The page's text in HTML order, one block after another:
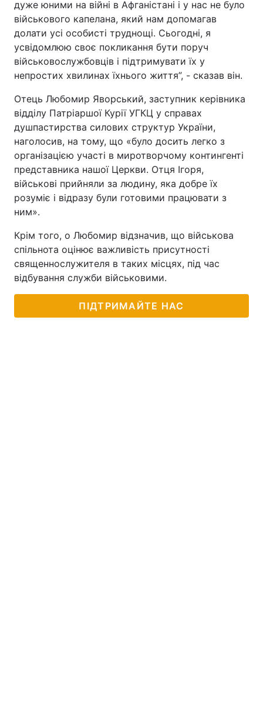
дуже юними на війні в Афганістані і у нас не було
військового капелана, який нам допомагав
долати усі особисті труднощі. Сьогодні, я
усвідомлюю своє покликання бути поруч
військовослужбовців і підтримувати їх у
непростих хвилинах їхнього життя”, - сказав він.
Отець Любомир Яворський, заступник керівника
відділу Патріаршої Курії УГКЦ у справах
душпастирства силових структур України,
наголосив, на тому, що «було досить легко з
організацією участі в миротворчому контингенті
представника нашої Церкви. Отця Ігоря,
військові прийняли за людину, яка добре їх
розуміє і відразу були готовими працювати з
ним».
Крім того, о Любомир відзначив, що військова
спільнота оцінює важливість присутності
священнослужителя в таких місцях, під час
відбування служби військовими.
ПІДТРИМАЙТЕ НАС